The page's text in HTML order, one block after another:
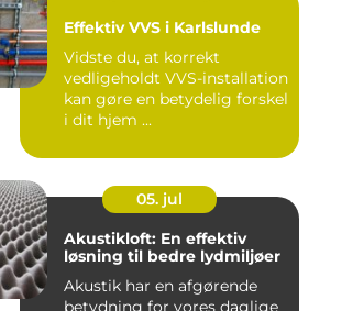
Effektiv VVS i Karlslunde
Vidste du, at korrekt
vedligeholdt VVS-installation
kan gøre en betydelig forskel
i dit hjem ...
05. jul
Akustikloft: En effektiv
løsning til bedre lydmiljøer
Akustik har en afgørende
betydning for vores daglige